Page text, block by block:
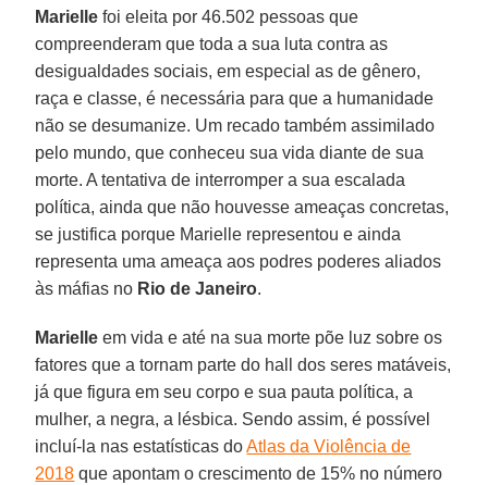
Marielle foi eleita por 46.502 pessoas que
compreenderam que toda a sua luta contra as
desigualdades sociais, em especial as de gênero,
raça e classe, é necessária para que a humanidade
não se desumanize. Um recado também assimilado
pelo mundo, que conheceu sua vida diante de sua
morte. A tentativa de interromper a sua escalada
política, ainda que não houvesse ameaças concretas,
se justifica porque Marielle representou e ainda
representa uma ameaça aos podres poderes aliados
às máfias no Rio de Janeiro.
Marielle em vida e até na sua morte põe luz sobre os
fatores que a tornam parte do hall dos seres matáveis,
já que figura em seu corpo e sua pauta política, a
mulher, a negra, a lésbica. Sendo assim, é possível
incluí-la nas estatísticas doAtlas da Violência de
2018 que apontam o crescimento de 15% no número